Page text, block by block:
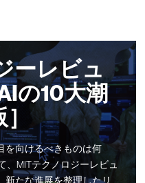
ーレビュ
の10大潮
を向けるべきものは何
、MITテクノロジーレビュ
新たな進展を整理したリ